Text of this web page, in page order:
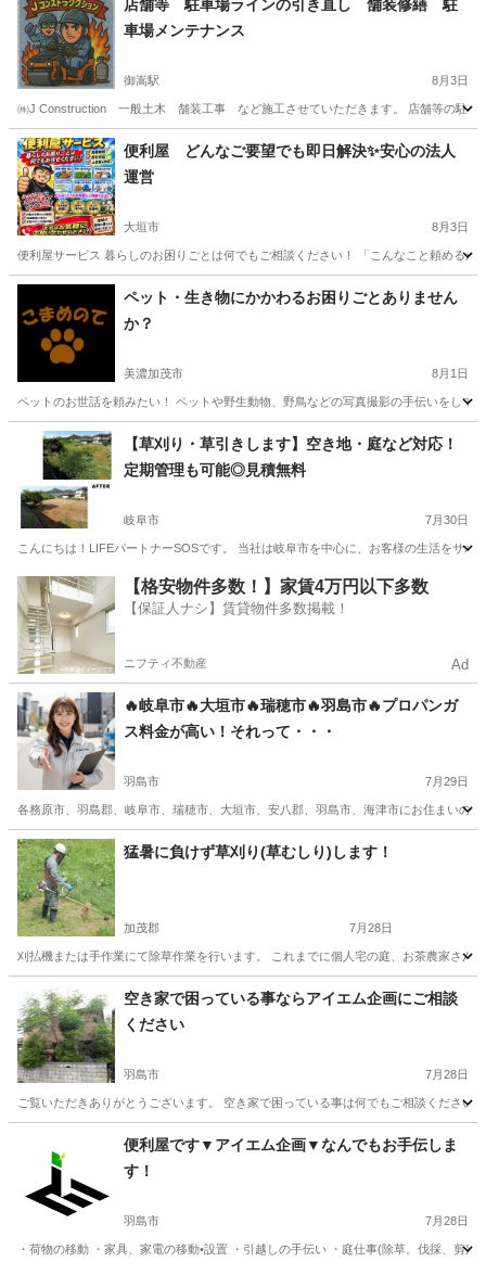
店舗等 駐車場ラインの引き直し 舗装修繕 駐
車場メンテナンス
御嵩駅 8月3日
㈱J Construction 一般土木 舗装工事 など施工させていただきます。 店舗等の駐車
岐阜 可児郡 御嵩駅 便利屋 無料
便利屋 どんなご要望でも即日解決✨安心の法人
運営
大垣市 8月3日
便利屋サービス 暮らしのお困りごとは何でもご相談ください！ 「こんなこと頼める
岐阜 大垣市 便利屋 無料
ペット・生き物にかかわるお困りごとありません
か？
美濃加茂市 8月1日
ペットのお世話を頼みたい！ ペットや野生動物、野鳥などの写真撮影の手伝いをし
岐阜 美濃加茂市 便利屋 手伝い
【草刈り・草引きします】空き地・庭など対応！
定期管理も可能◎見積無料
岐阜市 7月30日
こんにちは！LIFEパートナーSOSです。 当社は岐阜市を中心に、お客様の生活をサ
岐阜 岐阜市 便利屋 無料
【格安物件多数！】家賃4万円以下多数
【保証人ナシ】賃貸物件多数掲載！
ニフティ不動産 Ad
🔥岐阜市🔥大垣市🔥瑞穂市🔥羽島市🔥プロパンガ
ス料金が高い！それって・・・
羽島市 7月29日
各務原市、羽島郡、岐阜市、瑞穂市、大垣市、安八郡、羽島市、海津市にお住まいの
岐阜 羽島市 便利屋 プロパンガス
猛暑に負けず草刈り(草むしり)します！
加茂郡 7月28日
刈払機または手作業にて除草作業を行います。 これまでに個人宅の庭、お茶農家さ
岐阜 加茂郡 便利屋
空き家で困っている事ならアイエム企画にご相談
ください
羽島市 7月28日
ご覧いただきありがとうございます。 空き家で困っている事は何でもご相談くださ
便利屋
便利屋です▼アイエム企画▼なんでもお手伝しま
す！
羽島市 7月28日
・荷物の移動 ・家具、家電の移動•設置 ・引越しの手伝い ・庭仕事(除草。伐採、剪